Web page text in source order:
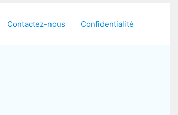
Contactez-nous Confidentialité